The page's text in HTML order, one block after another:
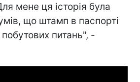
мене ця історія була
що штамп в паспорті
питань", -